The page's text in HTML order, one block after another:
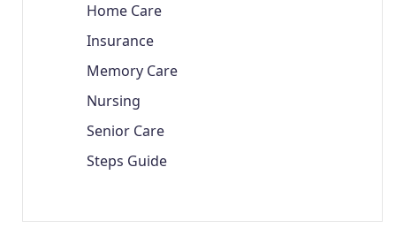
Home Care
Insurance
Memory Care
Nursing
Senior Care
Steps Guide